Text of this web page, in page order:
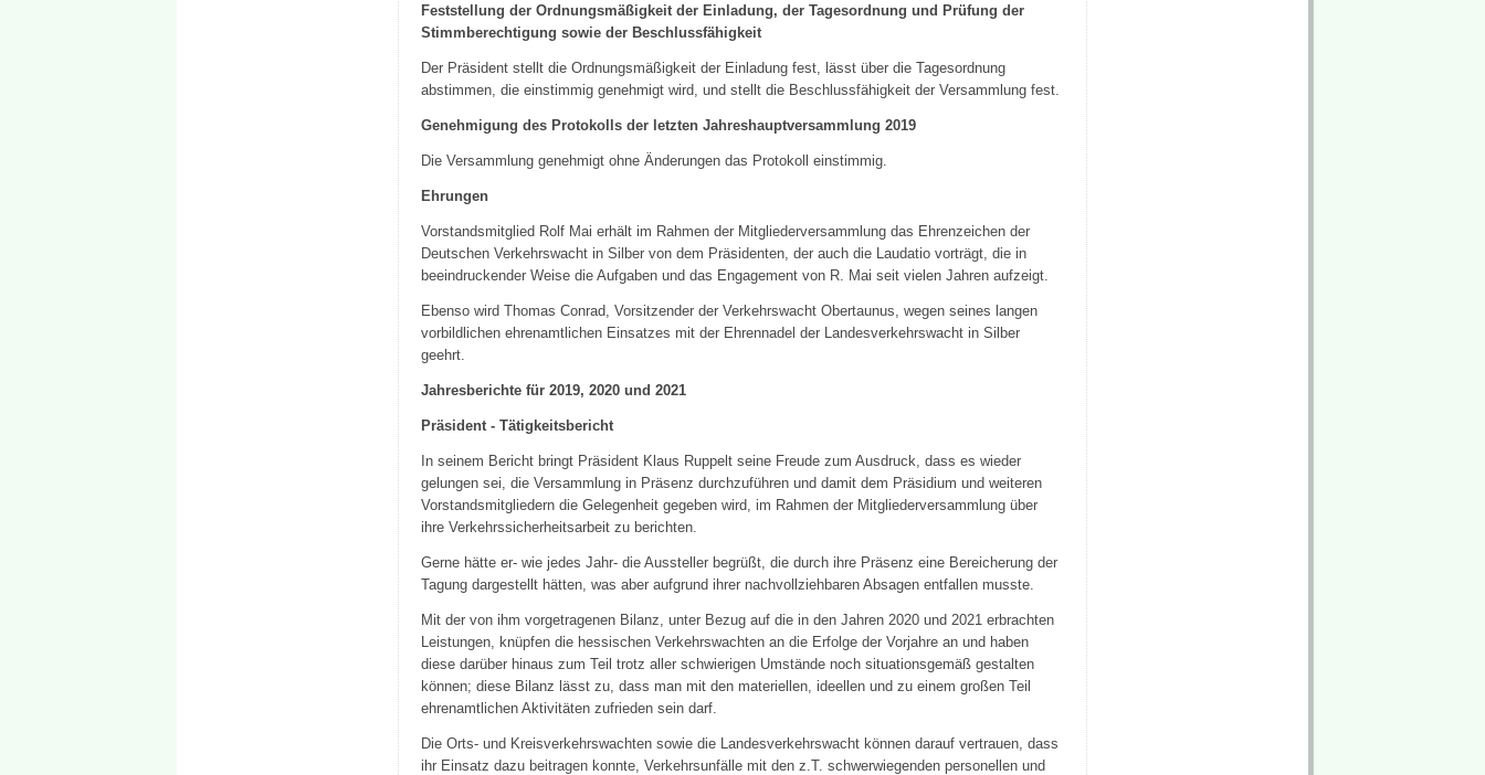
Feststellung der Ordnungsmäßigkeit der Einladung, der Tagesordnung und Prüfung der
Stimmberechtigung sowie der Beschlussfähigkeit
Der Präsident stellt die Ordnungsmäßigkeit der Einladung fest, lässt über die Tagesordnung
abstimmen, die einstimmig genehmigt wird, und stellt die Beschlussfähigkeit der Versammlung fest.
Genehmigung des Protokolls der letzten Jahreshauptversammlung 2019
Die Versammlung genehmigt ohne Änderungen das Protokoll einstimmig.
Ehrungen
Vorstandsmitglied Rolf Mai erhält im Rahmen der Mitgliederversammlung das Ehrenzeichen der
Deutschen Verkehrswacht in Silber von dem Präsidenten, der auch die Laudatio vorträgt, die in
beeindruckender Weise die Aufgaben und das Engagement von R. Mai seit vielen Jahren aufzeigt.
Ebenso wird Thomas Conrad, Vorsitzender der Verkehrswacht Obertaunus, wegen seines langen
vorbildlichen ehrenamtlichen Einsatzes mit der Ehrennadel der Landesverkehrswacht in Silber
geehrt.
Jahresberichte für 2019, 2020 und 2021
Präsident - Tätigkeitsbericht
In seinem Bericht bringt Präsident Klaus Ruppelt seine Freude zum Ausdruck, dass es wieder
gelungen sei, die Versammlung in Präsenz durchzuführen und damit dem Präsidium und weiteren
Vorstandsmitgliedern die Gelegenheit gegeben wird, im Rahmen der Mitgliederversammlung über
ihre Verkehrssicherheitsarbeit zu berichten.
Gerne hätte er- wie jedes Jahr- die Aussteller begrüßt, die durch ihre Präsenz eine Bereicherung der
Tagung dargestellt hätten, was aber aufgrund ihrer nachvollziehbaren Absagen entfallen musste.
Mit der von ihm vorgetragenen Bilanz, unter Bezug auf die in den Jahren 2020 und 2021 erbrachten
Leistungen, knüpfen die hessischen Verkehrswachten an die Erfolge der Vorjahre an und haben
diese darüber hinaus zum Teil trotz aller schwierigen Umstände noch situationsgemäß gestalten
können; diese Bilanz lässt zu, dass man mit den materiellen, ideellen und zu einem großen Teil
ehrenamtlichen Aktivitäten zufrieden sein darf.
Die Orts- und Kreisverkehrswachten sowie die Landesverkehrswacht können darauf vertrauen, dass
ihr Einsatz dazu beitragen konnte, Verkehrsunfälle mit den z.T. schwerwiegenden personellen und